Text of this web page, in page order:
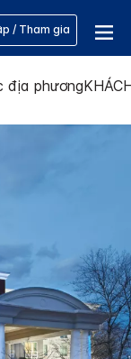
/ Tham gia
địa phương